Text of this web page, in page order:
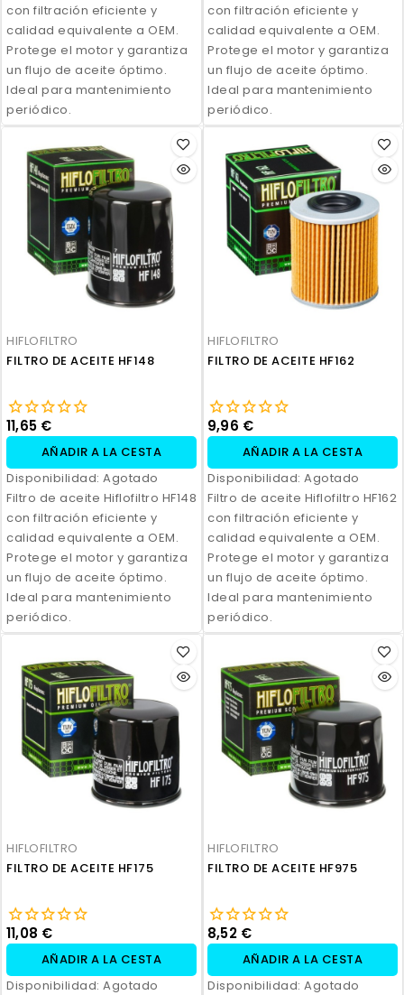
con filtración eficiente y
calidad equivalente a OEM.
Protege el motor y garantiza
un flujo de aceite óptimo.
Ideal para mantenimiento
periódico.
con filtración eficiente y
calidad equivalente a OEM.
Protege el motor y garantiza
un flujo de aceite óptimo.
Ideal para mantenimiento
periódico.
HIFLOFILTRO
FILTRO DE ACEITE HF148
11,65 €
AÑADIR A LA CESTA
Disponibilidad: Agotado
Filtro de aceite Hiflofiltro HF148
con filtración eficiente y
calidad equivalente a OEM.
Protege el motor y garantiza
un flujo de aceite óptimo.
Ideal para mantenimiento
periódico.
HIFLOFILTRO
FILTRO DE ACEITE HF162
9,96 €
AÑADIR A LA CESTA
Disponibilidad: Agotado
Filtro de aceite Hiflofiltro HF162
con filtración eficiente y
calidad equivalente a OEM.
Protege el motor y garantiza
un flujo de aceite óptimo.
Ideal para mantenimiento
periódico.
HIFLOFILTRO
FILTRO DE ACEITE HF175
11,08 €
AÑADIR A LA CESTA
Disponibilidad: Agotado
HIFLOFILTRO
FILTRO DE ACEITE HF975
8,52 €
AÑADIR A LA CESTA
Disponibilidad: Agotado